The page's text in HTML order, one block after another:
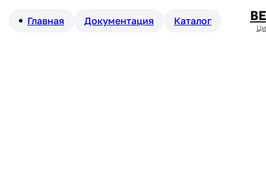
Главная Документация Каталог